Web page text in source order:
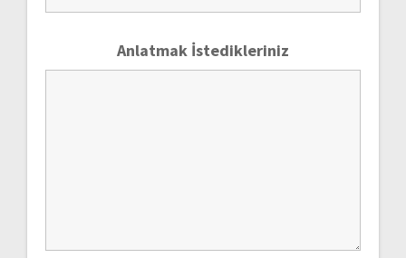
Anlatmak İstedikleriniz